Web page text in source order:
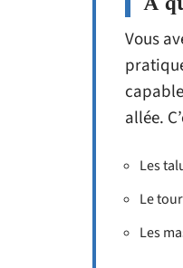
Vous
capable
allée.
Les
Le
Les